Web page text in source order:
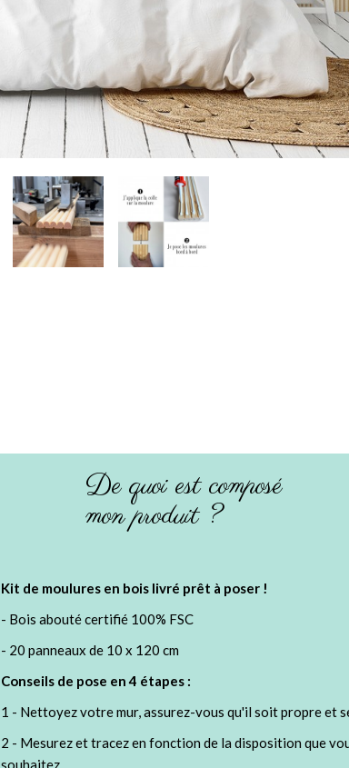
De quoi est composé
mon produit ?
Kit de moulures en bois livré prêt à poser !
- Bois abouté certifié 100% FSC
- 20 panneaux de 10 x 120 cm
Conseils de pose en 4 étapes :
1 - Nettoyez votre mur, assurez-vous qu'il soit propre et
2 - Mesurez et tracez en fonction de la disposition que
souhaitez.